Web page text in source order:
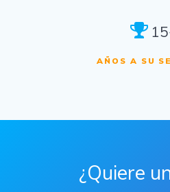
AÑOS A SU
¿Quiere